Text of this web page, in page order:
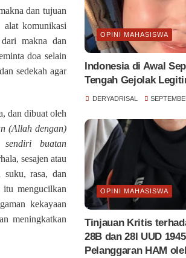
dan tujuan
alat komunikasi
makna dan
doa selain
sedekah agar
dan dibuat oleh
(Allah dengan)
sendiri buatan
sesajen atau
suku, rasa, dan
mengucilkan
kekayaan
meningkatkan
OPINI MAHASISWA
Indonesia di Awal
Tengah Gejolak
DERYADRISAL
OPINI MAHASISWA
Tinjauan Kritis
28B dan 28I UUD
Pelanggaran HAM